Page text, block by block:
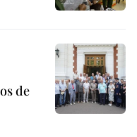
de